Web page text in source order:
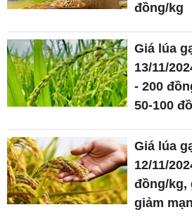
đồng/kg
Giá lúa
13/11/
- 200
50-100
Giá lúa
12/11/
đồng/kg,
giảm